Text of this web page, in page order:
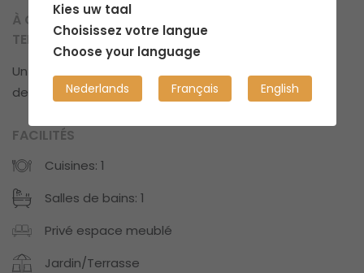
À QUOI POUVEZ-VOUS VOUS ATTENDRE EN
TERMES DE PROPRETÉ ?
Un espace confortable avec un peu de désordre
de temps en temps.
FACILITÉS
Cuisines: 1
Salles de bains: 1
Privé espace meublé
Jardin/Terrasse
Kies uw taal
Choisissez votre langue
Choose your language
Nederlands Français English